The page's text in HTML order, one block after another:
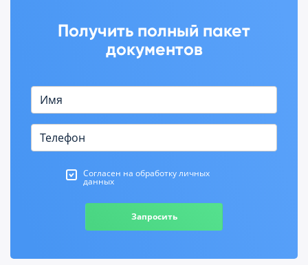
Получить полный пакет
документов
Согласен на обработку личных
данных
Запросить